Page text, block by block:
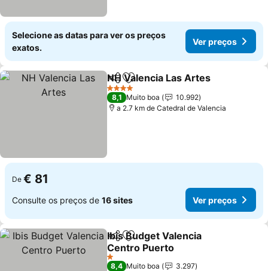
Selecione as datas para ver os preços
exatos.
Ver preços
PartilharAdicionar aos favoritos
NH Valencia Las Artes
4 Estrelas
8,1 Muito boa
10.992
a 2.7 km de Catedral de Valencia
De € 81
Consulte os preços de 16 sites Ver preços
PartilharAdicionar aos favoritos
Ibis Budget Valencia
Centro Puerto
Ver preços
1 Estrelas
8,4 Muito boa
3.297